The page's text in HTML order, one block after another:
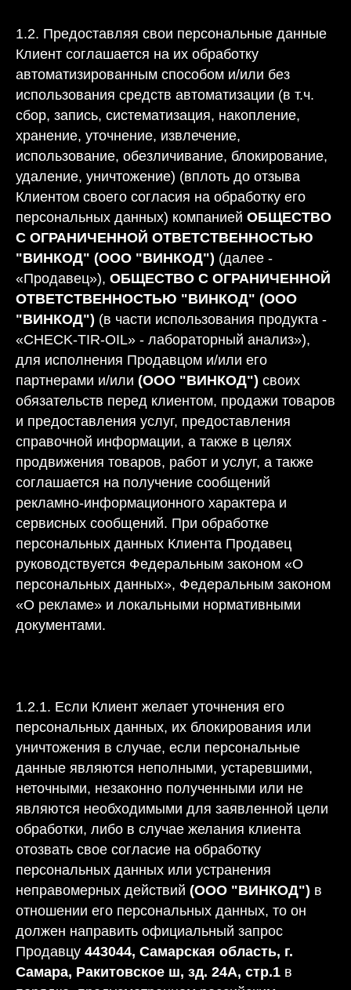
1.2. Предоставляя свои персональные данные
Клиент соглашается на их обработку
автоматизированным способом и/или без
использования средств автоматизации (в т.ч.
сбор, запись, систематизация, накопление,
хранение, уточнение, извлечение,
использование, обезличивание, блокирование,
удаление, уничтожение) (вплоть до отзыва
Клиентом своего согласия на обработку его
персональных данных) компанией ОБЩЕСТВО
С ОГРАНИЧЕННОЙ ОТВЕТСТВЕННОСТЬЮ
"ВИНКОД" (ООО "ВИНКОД") (далее -
«Продавец»), ОБЩЕСТВО С ОГРАНИЧЕННОЙ
ОТВЕТСТВЕННОСТЬЮ "ВИНКОД" (ООО
"ВИНКОД") (в части использования продукта -
«СHECK-TIR-OIL» - лабораторный анализ»),
для исполнения Продавцом и/или его
партнерами и/или (ООО "ВИНКОД") своих
обязательств перед клиентом, продажи товаров
и предоставления услуг, предоставления
справочной информации, а также в целях
продвижения товаров, работ и услуг, а также
соглашается на получение сообщений
рекламно-информационного характера и
сервисных сообщений. При обработке
персональных данных Клиента Продавец
руководствуется Федеральным законом «О
персональных данных», Федеральным законом
«О рекламе» и локальными нормативными
документами.
1.2.1. Если Клиент желает уточнения его
персональных данных, их блокирования или
уничтожения в случае, если персональные
данные являются неполными, устаревшими,
неточными, незаконно полученными или не
являются необходимыми для заявленной цели
обработки, либо в случае желания клиента
отозвать свое согласие на обработку
персональных данных или устранения
неправомерных действий (ООО "ВИНКОД") в
отношении его персональных данных, то он
должен направить официальный запрос
Продавцу 443044, Самарская область, г.
Самара, Ракитовское ш, зд. 24А, стр.1 в